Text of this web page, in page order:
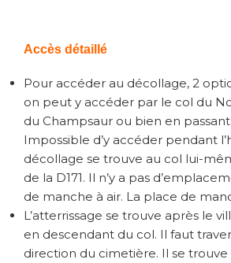
Accès détaillé
Pour accéder au décollage, 2
on peut y accéder par le col du
du Champsaur ou bien en
Impossible d’y accéder pendant
décollage se trouve au col lui-
de la D171. Il n’y a pas
de manche à air. La place de
L’atterrissage se trouve après le
en descendant du col. Il faut
direction du cimetière. Il se